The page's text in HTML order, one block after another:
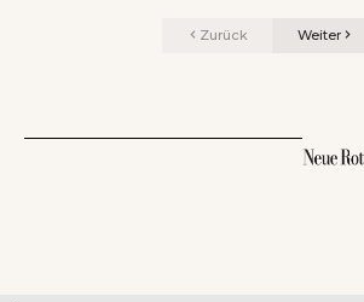
Zurück Weiter